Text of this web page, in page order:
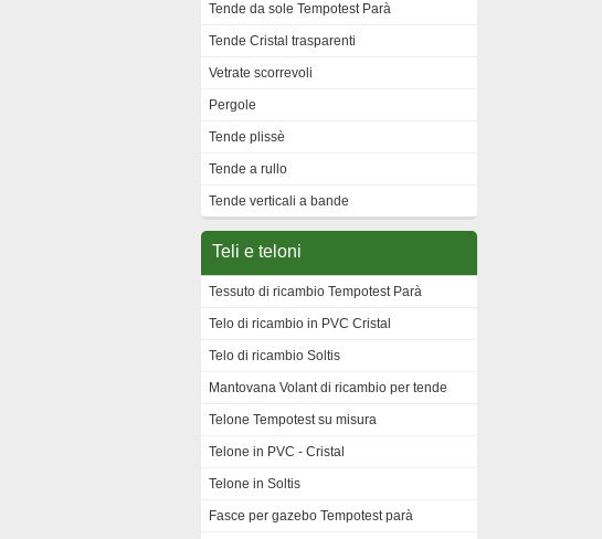
Tende da sole Tempotest Parà
Tende Cristal trasparenti
Vetrate scorrevoli
Pergole
Tende plissè
Tende a rullo
Tende verticali a bande
Teli e teloni
Tessuto di ricambio Tempotest Parà
Telo di ricambio in PVC Cristal
Telo di ricambio Soltis
Mantovana Volant di ricambio per tende
Telone Tempotest su misura
Telone in PVC - Cristal
Telone in Soltis
Fasce per gazebo Tempotest parà